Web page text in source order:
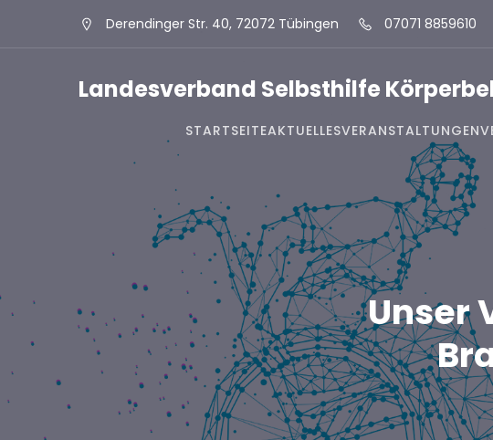
Derendinger Str. 40, 72072 Tübingen 07071 8859610
Landesverband Selbsthilfe
STARTSEITEAKTUELLESVERANSTALTUNGEN
Unser